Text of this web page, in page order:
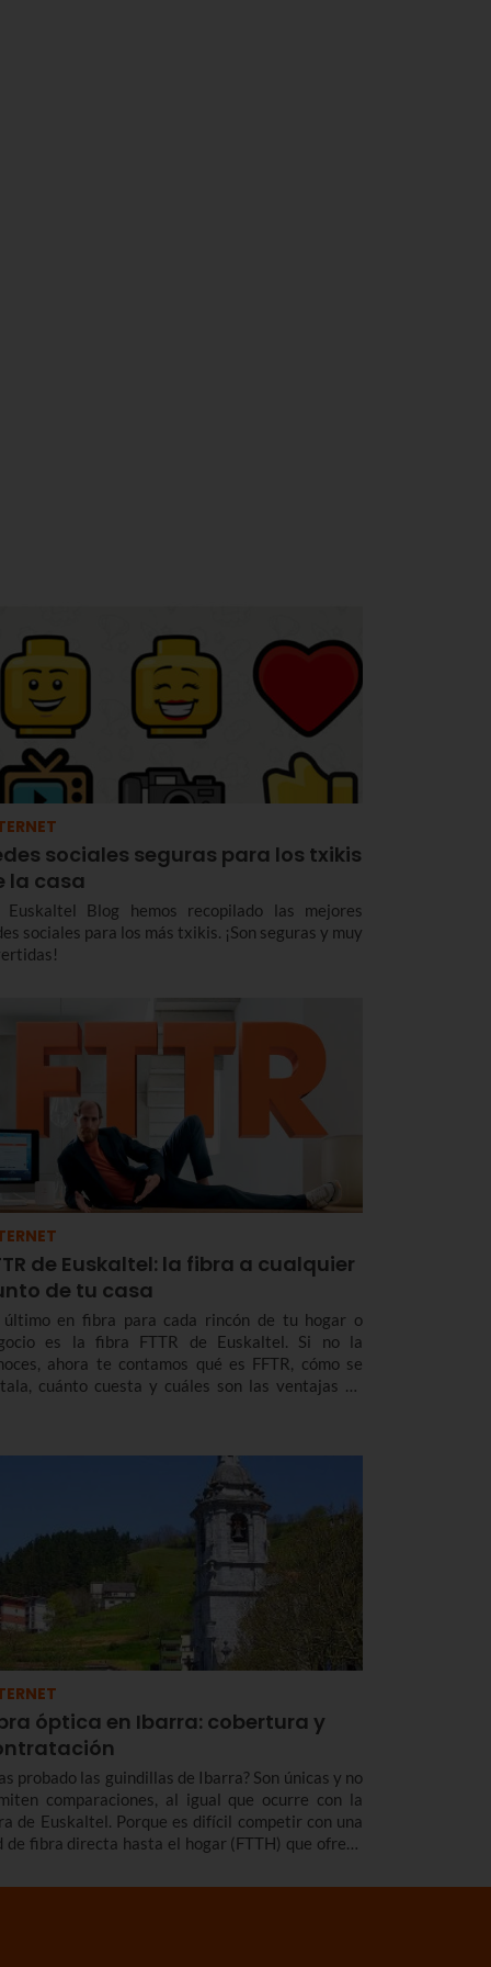
sociales seguras para los txikis
la casa
Euskaltel Blog hemos recopilado las mejores
sociales para los más txikis. ¡Son seguras y muy
de Euskaltel: la fibra a cualquier
de tu casa
último en fibra para cada rincón de tu hogar o
es la fibra FTTR de Euskaltel. Si no la
ahora te contamos qué es FFTR, cómo se
cuánto cuesta y cuáles son las ventajas de
óptica en Ibarra: cobertura y
probado las guindillas de Ibarra? Son únicas y no
comparaciones, al igual que ocurre con la
de Euskaltel. Porque es difícil competir con una
de fibra directa hasta el hogar (FTTH) que ofrece
en calidad 4K.